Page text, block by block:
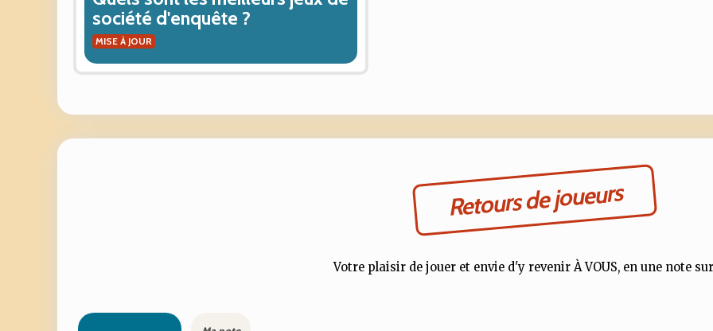
société d'enquête ?
MISE À JOUR
Retours de joueurs
Votre plaisir de jouer et envie d'y revenir À VOUS, en une note